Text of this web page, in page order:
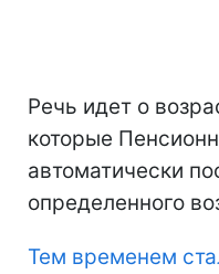
Речь идет о
которые
автоматически
определенного
Тем временем